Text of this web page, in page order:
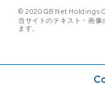
© 2020 QB Net Holdings
当サイトのテキスト・画像
ます。